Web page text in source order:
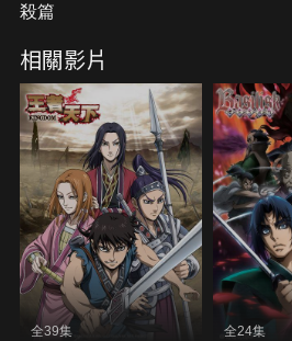
殺篇
相關影片
全39集 全24集